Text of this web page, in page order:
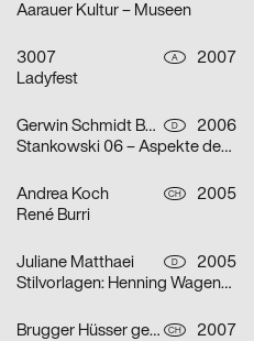
Aarauer Kultur – Museen
3007 A
2007
Ladyfest
Gerwin Schmidt Büro für visuelle Gestaltung D
2006
Stankowski 06 – Aspekte des Gesamtwerks
Andrea Koch CH
2005
René Burri
Juliane Matthaei D
2005
Stilvorlagen: Henning Wagenbreth
Brugger Hüsser gestalten CH
2007